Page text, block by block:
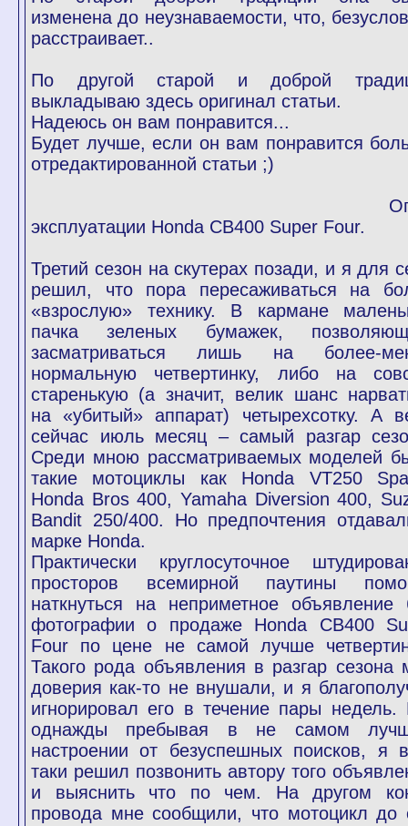
изменена до неузнаваемости, что,
расстраивает..
По другой старой и доброй
выкладываю здесь оригинал статьи.
Надеюсь он вам понравится...
Будет лучше, если он вам понравится
отредактированной статьи ;)
эксплуатации Honda CB400 Super Four.
Третий сезон на скутерах позади, и я для
решил, что пора пересаживаться на
«взрослую» технику. В кармане
пачка зеленых бумажек,
засматриваться лишь на более-
нормальную четвертинку, либо на
старенькую (а значит, велик шанс
на «убитый» аппарат) четырехсотку. А
сейчас июль месяц – самый разгар
Среди мною рассматриваемых моделей
такие мотоциклы как Honda VT250
Honda Bros 400, Yamaha Diversion 400,
Bandit 250/400. Но предпочтения
марке Honda.
Практически круглосуточное
просторов всемирной паутины
наткнуться на неприметное объявление
фотографии о продаже Honda CB400
Four по цене не самой лучше
Такого рода объявления в разгар сезона
доверия как-то не внушали, и я
игнорировал его в течение пары недель.
однажды пребывая в не самом
настроении от безуспешных поисков, я
таки решил позвонить автору того
и выяснить что по чем. На другом
провода мне сообщили, что мотоцикл до